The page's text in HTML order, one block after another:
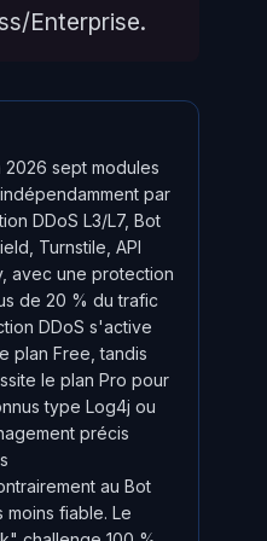
Enterprise.
sept modules
par
DDoS L3/L7, Bot
Turnstile, API
avec une protection
de 20 % du trafic
DDoS s'active
plan Free, tandis
le plan Pro pour
type Log4j ou
précis
au Bot
moins fiable. Le